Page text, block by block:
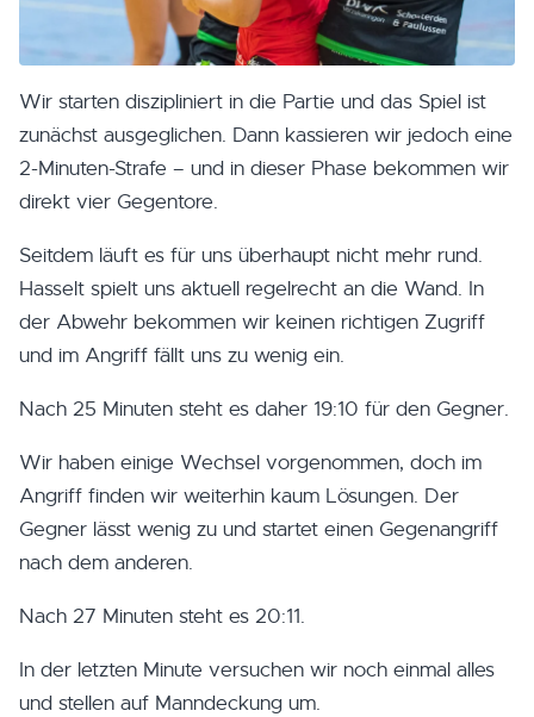
Wir starten diszipliniert in die Partie und das Spiel ist
zunächst ausgeglichen. Dann kassieren wir jedoch eine
2-Minuten-Strafe – und in dieser Phase bekommen wir
direkt vier Gegentore.
Seitdem läuft es für uns überhaupt nicht mehr rund.
Hasselt spielt uns aktuell regelrecht an die Wand. In
der Abwehr bekommen wir keinen richtigen Zugriff
und im Angriff fällt uns zu wenig ein.
Nach 25 Minuten steht es daher 19:10 für den Gegner.
Wir haben einige Wechsel vorgenommen, doch im
Angriff finden wir weiterhin kaum Lösungen. Der
Gegner lässt wenig zu und startet einen Gegenangriff
nach dem anderen.
Nach 27 Minuten steht es 20:11.
In der letzten Minute versuchen wir noch einmal alles
und stellen auf Manndeckung um.